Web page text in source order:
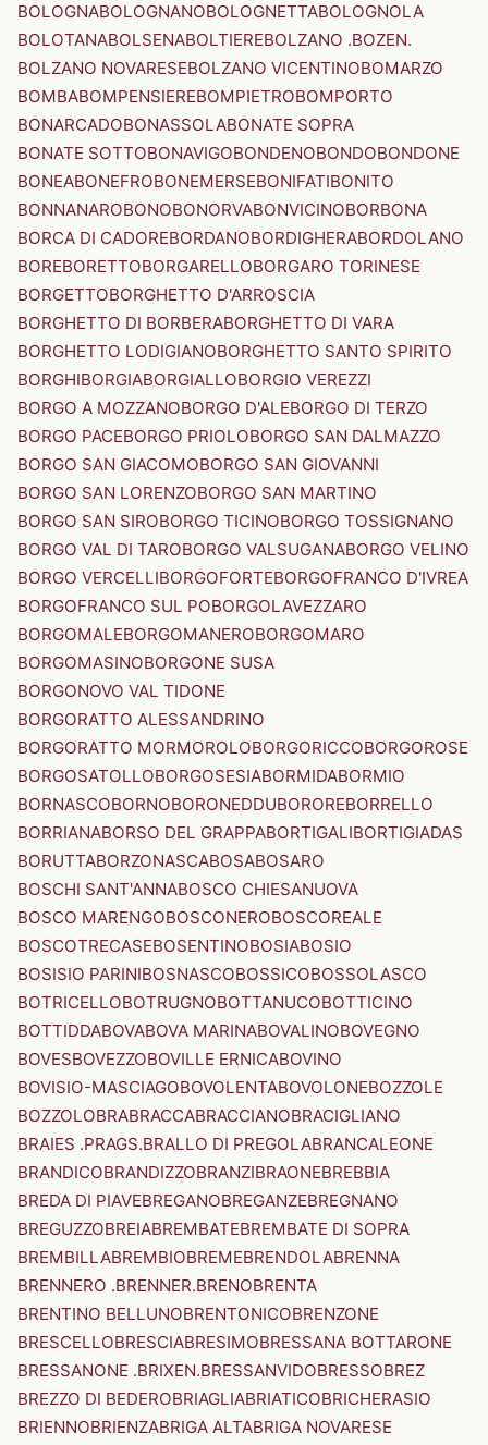
BOLOGNABOLOGNANOBOLOGNETTABOLOGNOLA
BOLOTANABOLSENABOLTIEREBOLZANO .BOZEN.
BOLZANO NOVARESEBOLZANO VICENTINOBOMARZO
BOMBABOMPENSIEREBOMPIETROBOMPORTO
BONARCADOBONASSOLABONATE SOPRA
BONATE SOTTOBONAVIGOBONDENOBONDOBONDONE
BONEABONEFROBONEMERSEBONIFATIBONITO
BONNANAROBONOBONORVABONVICINOBORBONA
BORCA DI CADOREBORDANOBORDIGHERABORDOLANO
BOREBORETTOBORGARELLOBORGARO TORINESE
BORGETTOBORGHETTO D'ARROSCIA
BORGHETTO DI BORBERABORGHETTO DI VARA
BORGHETTO LODIGIANOBORGHETTO SANTO SPIRITO
BORGHIBORGIABORGIALLOBORGIO VEREZZI
BORGO A MOZZANOBORGO D'ALEBORGO DI TERZO
BORGO PACEBORGO PRIOLOBORGO SAN DALMAZZO
BORGO SAN GIACOMOBORGO SAN GIOVANNI
BORGO SAN LORENZOBORGO SAN MARTINO
BORGO SAN SIROBORGO TICINOBORGO TOSSIGNANO
BORGO VAL DI TAROBORGO VALSUGANABORGO VELINO
BORGO VERCELLIBORGOFORTEBORGOFRANCO D'IVREA
BORGOFRANCO SUL POBORGOLAVEZZARO
BORGOMALEBORGOMANEROBORGOMARO
BORGOMASINOBORGONE SUSA
BORGONOVO VAL TIDONE
BORGORATTO ALESSANDRINO
BORGORATTO MORMOROLOBORGORICCOBORGOROSE
BORGOSATOLLOBORGOSESIABORMIDABORMIO
BORNASCOBORNOBORONEDDUBOROREBORRELLO
BORRIANABORSO DEL GRAPPABORTIGALIBORTIGIADAS
BORUTTABORZONASCABOSABOSARO
BOSCHI SANT'ANNABOSCO CHIESANUOVA
BOSCO MARENGOBOSCONEROBOSCOREALE
BOSCOTRECASEBOSENTINOBOSIABOSIO
BOSISIO PARINIBOSNASCOBOSSICOBOSSOLASCO
BOTRICELLOBOTRUGNOBOTTANUCOBOTTICINO
BOTTIDDABOVABOVA MARINABOVALINOBOVEGNO
BOVESBOVEZZOBOVILLE ERNICABOVINO
BOVISIO-MASCIAGOBOVOLENTABOVOLONEBOZZOLE
BOZZOLOBRABRACCABRACCIANOBRACIGLIANO
BRAIES .PRAGS.BRALLO DI PREGOLABRANCALEONE
BRANDICOBRANDIZZOBRANZIBRAONEBREBBIA
BREDA DI PIAVEBREGANOBREGANZEBREGNANO
BREGUZZOBREIABREMBATEBREMBATE DI SOPRA
BREMBILLABREMBIOBREMEBRENDOLABRENNA
BRENNERO .BRENNER.BRENOBRENTA
BRENTINO BELLUNOBRENTONICOBRENZONE
BRESCELLOBRESCIABRESIMOBRESSANA BOTTARONE
BRESSANONE .BRIXEN.BRESSANVIDOBRESSOBREZ
BREZZO DI BEDEROBRIAGLIABRIATICOBRICHERASIO
BRIENNOBRIENZABRIGA ALTABRIGA NOVARESE